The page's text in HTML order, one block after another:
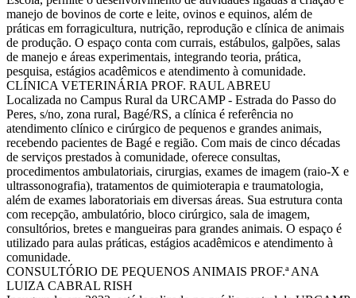
manejo de bovinos de corte e leite, ovinos e equinos, além de
práticas em forragicultura, nutrição, reprodução e clínica de animais
de produção. O espaço conta com currais, estábulos, galpões, salas
de manejo e áreas experimentais, integrando teoria, prática,
pesquisa, estágios acadêmicos e atendimento à comunidade.
CLÍNICA VETERINÁRIA PROF. RAUL ABREU
Localizada no Campus Rural da URCAMP - Estrada do Passo do
Peres, s/no, zona rural, Bagé/RS, a clínica é referência no
atendimento clínico e cirúrgico de pequenos e grandes animais,
recebendo pacientes de Bagé e região. Com mais de cinco décadas
de serviços prestados à comunidade, oferece consultas,
procedimentos ambulatoriais, cirurgias, exames de imagem (raio-X e
ultrassonografia), tratamentos de quimioterapia e traumatologia,
além de exames laboratoriais em diversas áreas. Sua estrutura conta
com recepção, ambulatório, bloco cirúrgico, sala de imagem,
consultórios, bretes e mangueiras para grandes animais. O espaço é
utilizado para aulas práticas, estágios acadêmicos e atendimento à
comunidade.
CONSULTÓRIO DE PEQUENOS ANIMAIS PROF.ª ANA
LUIZA CABRAL RISH